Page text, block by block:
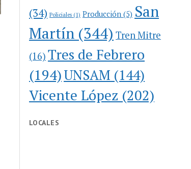
(34) Policiales (1) Producción (5) San
Martín (344) Tren Mitre
(16) Tres de Febrero
(194)UNSAM (144)
Vicente López (202)
LOCALES